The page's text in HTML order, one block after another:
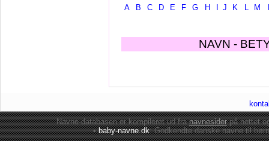
A B C D E F G H J K L M
NAVN -
Navne-databasen er kompileret ud franavnesiderpå nettet
•baby-navne.dk: Godkendte danskenavne til børn